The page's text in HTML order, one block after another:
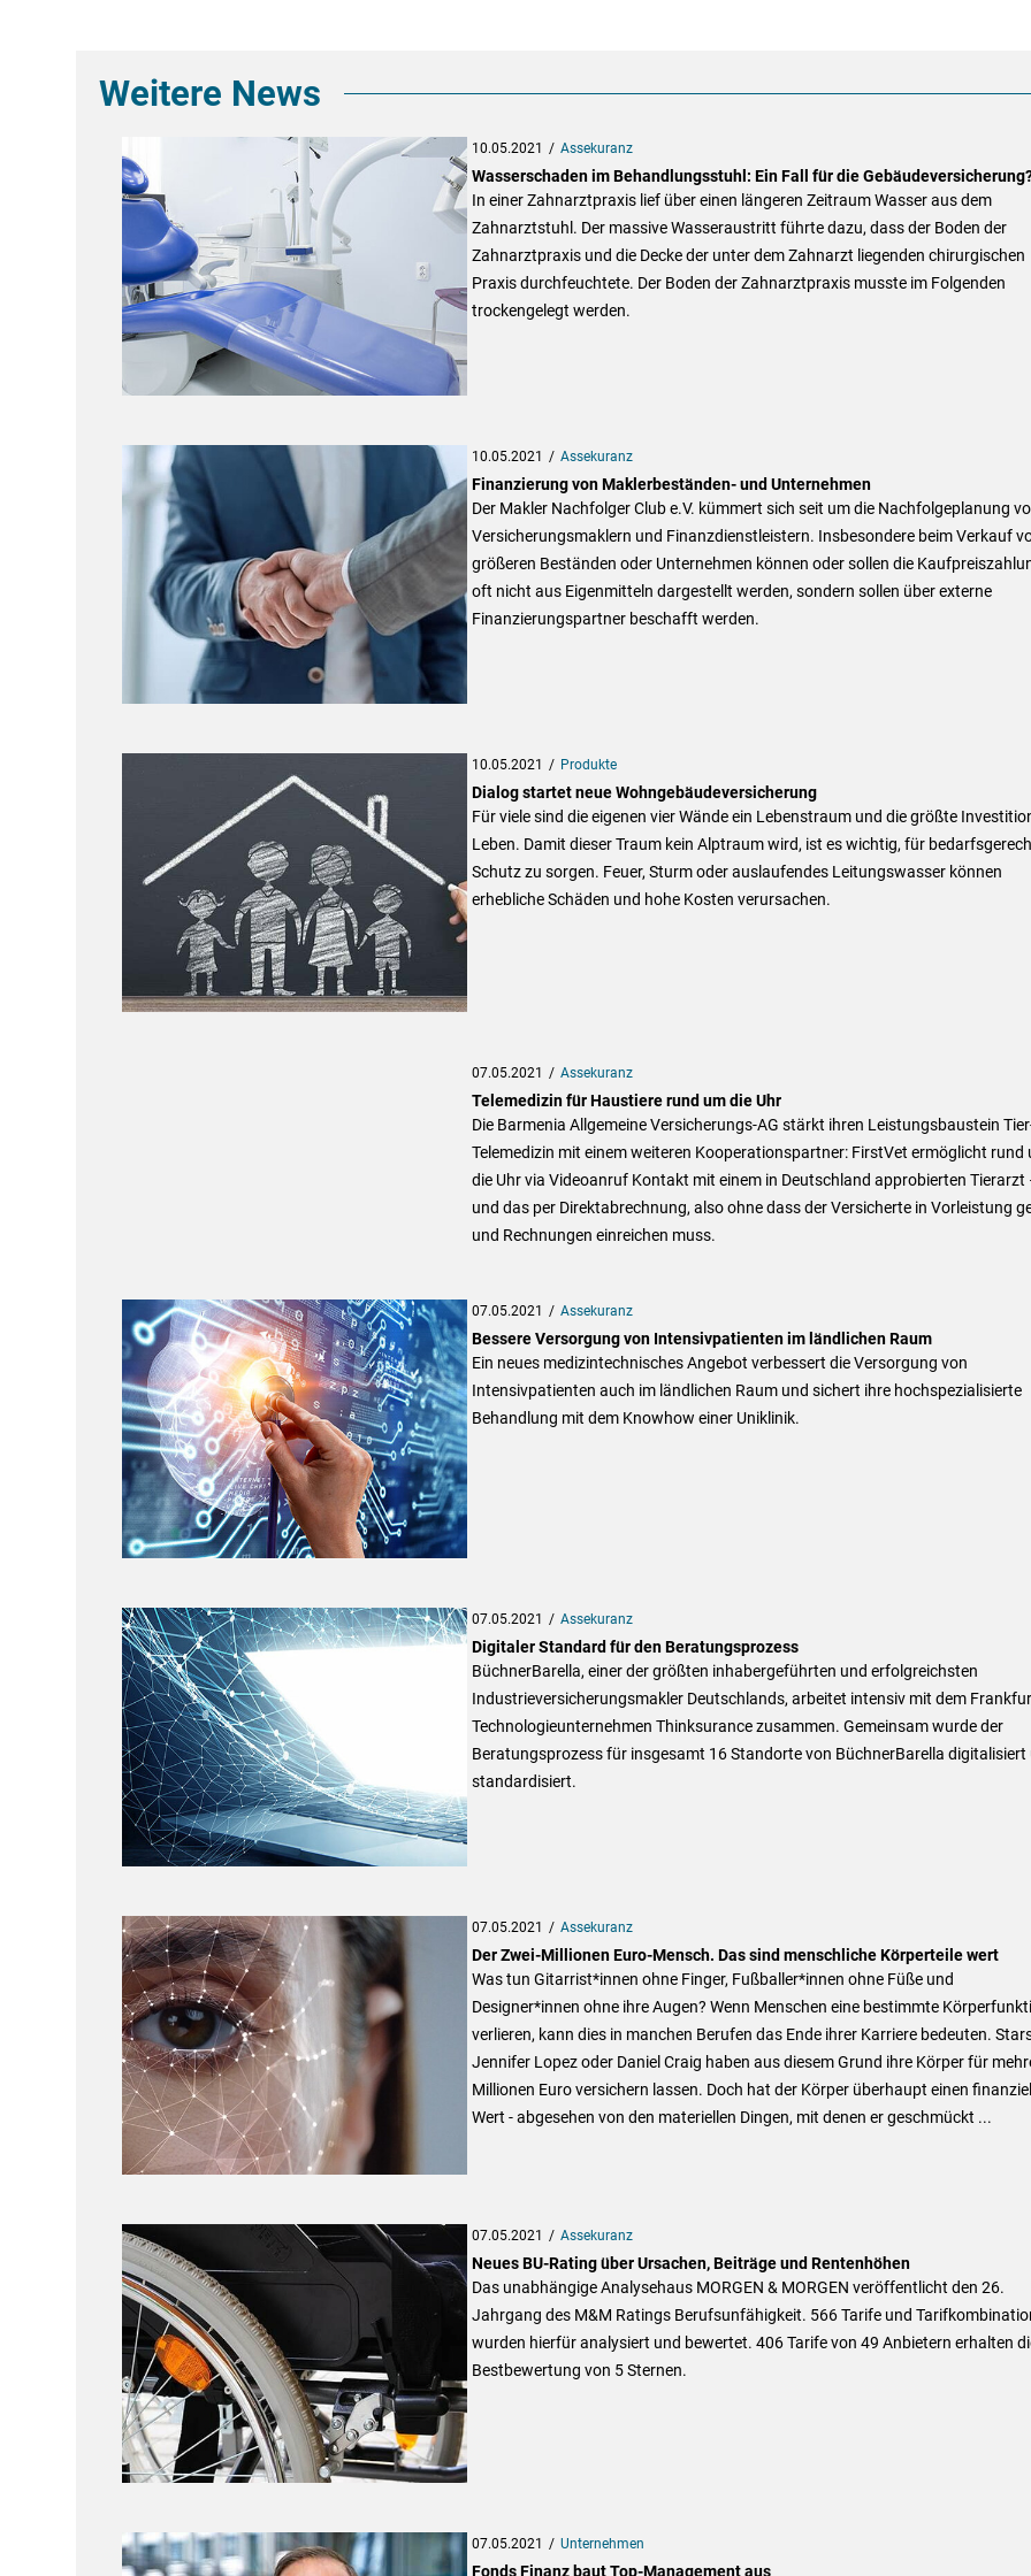
Weitere News
10.05.2021 Assekuranz
Wasserschaden im Behandlungsstuhl: Ein Fall für die
In einer Zahnarztpraxis lief über einen längeren Zeitraum Wasser aus dem
Zahnarztstuhl. Der massive Wasseraustritt führte dazu, dass der Boden der
Zahnarztpraxis und die Decke der unter dem Zahnarzt liegenden chirurgischen
Praxis durchfeuchtete. Der Boden der Zahnarztpraxis musste im Folgenden
trockengelegt werden.
10.05.2021 Assekuranz
Finanzierung von Maklerbeständen- und Unternehmen
Der Makler Nachfolger Club e.V. kümmert sich seit um die Nachfolgeplanung
Versicherungsmaklern und Finanzdienstleistern. Insbesondere beim Verkauf
größeren Beständen oder Unternehmen können oder sollen die
oft nicht aus Eigenmitteln dargestellt werden, sondern sollen über externe
Finanzierungspartner beschafft werden.
10.05.2021 Produkte
Dialog startet neue Wohngebäudeversicherung
Für viele sind die eigenen vier Wände ein Lebenstraum und die größte
Leben. Damit dieser Traum kein Alptraum wird, ist es wichtig, für
Schutz zu sorgen. Feuer, Sturm oder auslaufendes Leitungswasser können
erhebliche Schäden und hohe Kosten verursachen.
07.05.2021 Assekuranz
Telemedizin für Haustiere rund um die Uhr
Die Barmenia Allgemeine Versicherungs-AG stärkt ihren Leistungsbaustein
Telemedizin mit einem weiteren Kooperationspartner: FirstVet ermöglicht rund
die Uhr via Videoanruf Kontakt mit einem in Deutschland approbierten Tierarzt
und das per Direktabrechnung, also ohne dass der Versicherte in Vorleistung
und Rechnungen einreichen muss.
07.05.2021 Assekuranz
Bessere Versorgung von Intensivpatienten im ländlichen Raum
Ein neues medizintechnisches Angebot verbessert die Versorgung von
Intensivpatienten auch im ländlichen Raum und sichert ihre hochspezialisierte
Behandlung mit dem Knowhow einer Uniklinik.
07.05.2021 Assekuranz
Digitaler Standard für den Beratungsprozess
BüchnerBarella, einer der größten inhabergeführten und erfolgreichsten
Industrieversicherungsmakler Deutschlands, arbeitet intensiv mit dem
Technologieunternehmen Thinksurance zusammen. Gemeinsam wurde der
Beratungsprozess für insgesamt 16 Standorte von BüchnerBarella digitalisiert
standardisiert.
07.05.2021 Assekuranz
Der Zwei-Millionen Euro-Mensch. Das sind menschliche Körperteile wert
Was tun Gitarrist*innen ohne Finger, Fußballer*innen ohne Füße und
Designer*innen ohne ihre Augen? Wenn Menschen eine bestimmte
verlieren, kann dies in manchen Berufen das Ende ihrer Karriere bedeuten.
Jennifer Lopez oder Daniel Craig haben aus diesem Grund ihre Körper für
Millionen Euro versichern lassen. Doch hat der Körper überhaupt einen
Wert - abgesehen von den materiellen Dingen, mit denen er geschmückt ...
07.05.2021 Assekuranz
Neues BU-Rating über Ursachen, Beiträge und Rentenhöhen
Das unabhängige Analysehaus MORGEN & MORGEN veröffentlicht den 26.
Jahrgang des M&M Ratings Berufsunfähigkeit. 566 Tarife und
wurden hierfür analysiert und bewertet. 406 Tarife von 49 Anbietern erhalten
Bestbewertung von 5 Sternen.
07.05.2021 Unternehmen
Fonds Finanz baut Top-Management aus